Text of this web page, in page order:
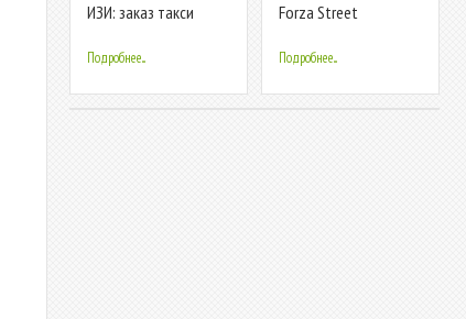
ИЗИ: заказ такси
Подробнее...
Forza Street
Подробнее...